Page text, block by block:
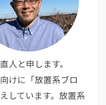
人と申します。
けに「放置系ブロ
しています。放置系